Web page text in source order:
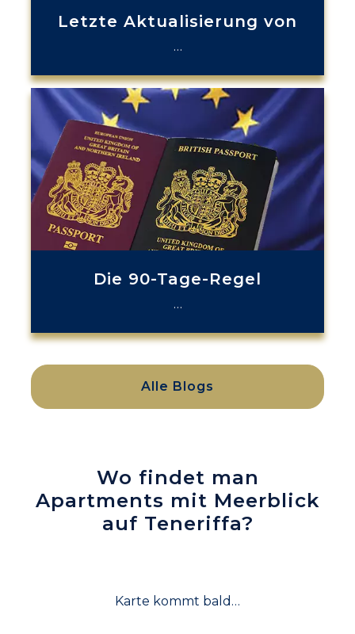
Letzte Aktualisierung von
…
Die 90-Tage-Regel
…
Alle Blogs
Wo findet man
Apartments mit Meerblick
auf Teneriffa?
Karte kommt bald…